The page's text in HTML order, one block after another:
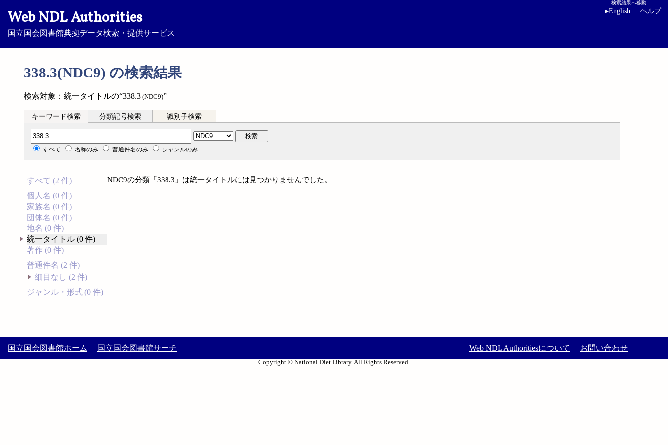
Web NDL Authorities
国立国会図書館典拠データ検索・提供サービス
検索結果へ移動
▸English ヘルプ
338.3(NDC9) の検索結果
検索対象：統一タイトルの“338.3 (NDC9)”
キーワード検索 分類記号検索 識別子検索
分類記号検索 検索
すべて 名称のみ 普通件名のみ ジャンルのみ
すべて (2 件)
個人名 (0 件)
家族名 (0 件)
団体名 (0 件)
地名 (0 件)
統一タイトル (0 件)
著作 (0 件)
普通件名 (2 件)
細目なし (2 件)
ジャンル・形式 (0 件)
NDC9の分類「338.3」は統一タイトルには見つかりませんでした。
国立国会図書館ホーム 国立国会図書館サーチ Web NDL Authoritiesについて お問い合わせ
Copyright © National Diet Library. All Rights Reserved.